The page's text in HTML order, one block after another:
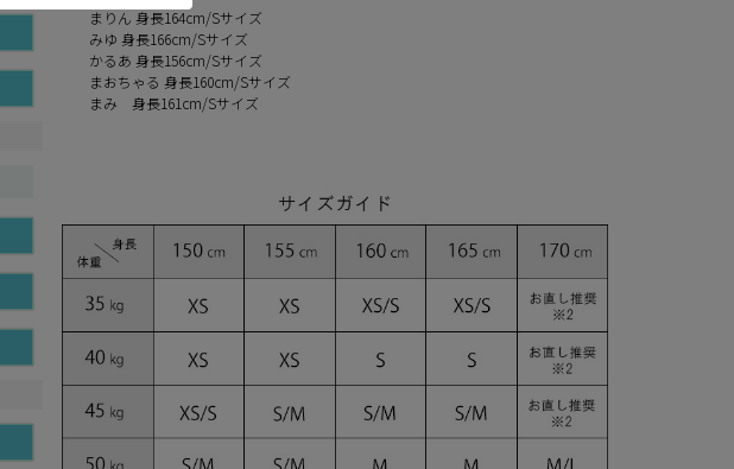
まりん 身長164cm/Sサイズ
みゆ 身長166cm/Sサイズ
かるあ 身長156cm/Sサイズ
まおちゃる 身長160cm/Sサイズ
まみ 身長161cm/Sサイズ